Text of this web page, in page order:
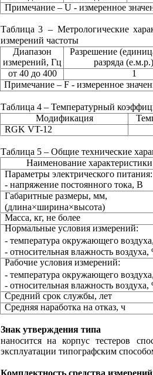
Примечание – U - измеренное
Таблица 3 – Метрологические
измерений частоты
Диапазон
Разрешение
измерений, Гц
от 40 до 400
1
Примечание – F - измеренное
Таблица 4 – Температурный
Модификация
RGK VT-12
Таблица 5 – Общие технические
Наименование характеристики
Параметры электрического питания:
- напряжение постоянного тока, В
Габаритные размеры, мм,
(длина×ширина×высота)
Масса, кг, не более
Нормальные условия измерений:
- температура окружающего
- относительная влажность воздуха,
Рабочие условия измерений:
- температура окружающего
- относительная влажность воздуха,
Средний срок службы, лет
Средняя наработка на отказ, ч
Знак утверждения типа
наносится на корпус тестеров
эксплуатации типографским